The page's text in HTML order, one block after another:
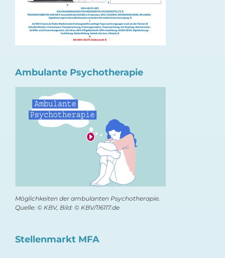
Ambulante Psychotherapie
Möglichkeiten der ambulanten Psychotherapie.
Quelle: © KBV, Bild: © KBV/116117.de
Stellenmarkt MFA